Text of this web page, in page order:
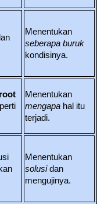
Menentukan
seberapa buruk
kondisinya.
Menentukan
mengapa hal itu
terjadi.
Menentukan
solusidan
mengujinya.